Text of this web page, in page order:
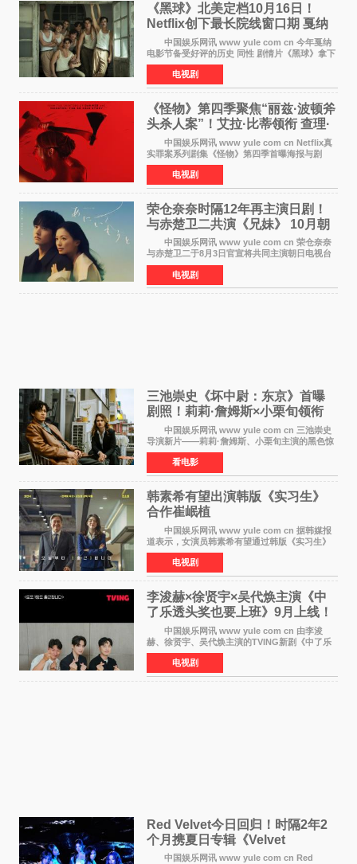
《黑球》北美定档10月16日！
Netflix创下最长院线窗口期 戛纳
最佳导演加持
中国娱乐网讯 www yule com cn 今年戛纳
电影节备受好评的历史 同性 剧情片《黑球》拿下
Netflix美国发行电影的最长院线放映期——该片
最新定档今年10月16日美国影院上映（此前定档
11月6日，如
电视剧
《怪物》第四季聚焦“丽兹·波顿斧
头杀人案”！艾拉·比蒂领衔 查理·
汉纳姆、莎拉·保
中国娱乐网讯 www yule com cn Netflix真
实罪案系列剧集《怪物》第四季首曝海报与剧
照，聚焦鹅妈妈童谣亦有记载的著名血腥杀人案
——丽兹·波顿砍死生父与继母案。 本季由艾
拉·比蒂饰
电视剧
荣仓奈奈时隔12年再主演日剧！
与赤楚卫二共演《兄妹》 10月朝
日新档开播
中国娱乐网讯 www yule com cn 荣仓奈奈
与赤楚卫二于8月3日官宣将共同主演朝日电视台
日剧《兄妹》（10月开播，每周六晚10点播
出）。这也是荣仓奈奈继TBS剧集《为了N》之
后，暌违12年再度担
电视剧
三池崇史《坏中尉：东京》首曝
剧照！莉莉·詹姆斯×小栗旬领衔
黑色惊悚再升级
中国娱乐网讯 www yule com cn 三池崇史
导演新片——莉莉·詹姆斯、小栗旬主演的黑色惊
悚电影《坏中尉：东京》首曝剧照。继阿贝尔·费
拉拉&times;哈威·凯特尔的1992年《坏中尉》和
沃纳·赫
看电影
韩素希有望出演韩版《实习生》
合作崔岷植
中国娱乐网讯 www yule com cn 据韩媒报
道表示，女演员韩素希有望通过韩版《实习生》
回归荧幕，合作前辈演员崔岷植。 根据消息
表示，演员韩素希目前已经结束了电视剧《Y计
划》的拍摄工
电视剧
李浚赫×徐贤宇×吴代焕主演《中
了乐透头奖也要上班》9月上线！
TVING先网后台
中国娱乐网讯 www yule com cn 由李浚
赫、徐贤宇、吴代焕主演的TVING新剧《中了乐
透头奖也要上班》定档9月10日播出，随后于9月
14日起登陆tvN月火档，实现先网后台双平台播出
模式。 本剧改
电视剧
Red Velvet今日回归！时隔2年2
个月携夏日专辑《Velvet
Summer》重启完整体活动
中国娱乐网讯 www yule com cn Red